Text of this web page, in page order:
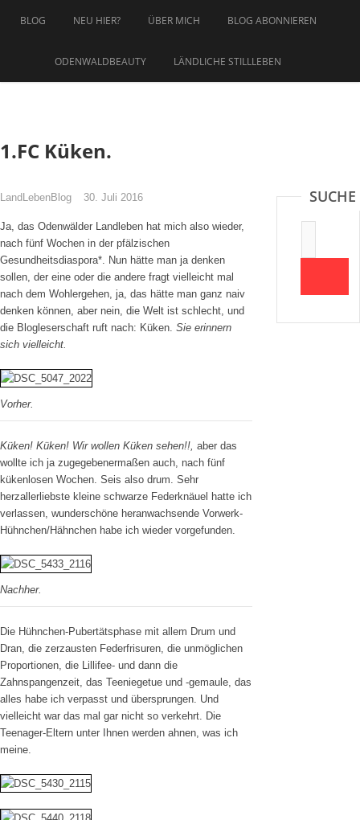
InhaltBLOG NEU HIER? ÜBER MICH BLOG ABONNIEREN
ODENWALDBEAUTY LÄNDLICHE STILLLEBEN
1.FC Küken.
LandLebenBlog 30. Juli 2016
Ja, das Odenwälder Landleben hat mich also wieder,
nach fünf Wochen in der pfälzischen
Gesundheitsdiaspora*. Nun hätte man ja denken
sollen, der eine oder die andere fragt vielleicht mal
nach dem Wohlergehen, ja, das hätte man ganz naiv
denken können, aber nein, die Welt ist schlecht, und
die Blogleserschaft ruft nach: Küken. Sie erinnern
sich vielleicht.
Vorher.
Küken! Küken! Wir wollen Küken sehen!!, aber das
wollte ich ja zugegebenermaßen auch, nach fünf
kükenlosen Wochen. Seis also drum. Sehr
herzallerliebste kleine schwarze Federknäuel hatte ich
verlassen, wunderschöne heranwachsende Vorwerk-
Hühnchen/Hähnchen habe ich wieder vorgefunden.
Nachher.
Die Hühnchen-Pubertätsphase mit allem Drum und
Dran, die zerzausten Federfrisuren, die unmöglichen
Proportionen, die Lillifee- und dann die
Zahnspangenzeit, das Teeniegetue und -gemaule, das
alles habe ich verpasst und übersprungen. Und
vielleicht war das mal gar nicht so verkehrt. Die
Teenager-Eltern unter Ihnen werden ahnen, was ich
meine.
SUCHE